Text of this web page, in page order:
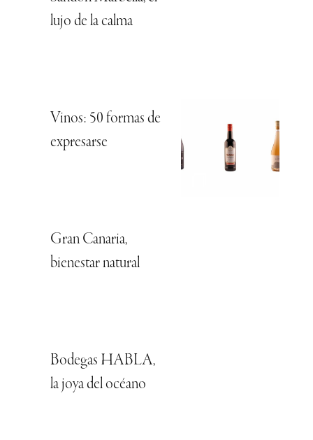
lujo de la calma
Vinos: 50 formas de
expresarse
Gran Canaria,
bienestar natural
Bodegas HABLA,
la joya del océano